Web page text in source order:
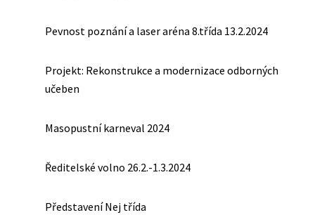
Pevnost poznání a laser aréna 8.třída 13.2.2024
Projekt: Rekonstrukce a modernizace odborných
učeben
Masopustní karneval 2024
Ředitelské volno 26.2.-1.3.2024
Představení Nej třída